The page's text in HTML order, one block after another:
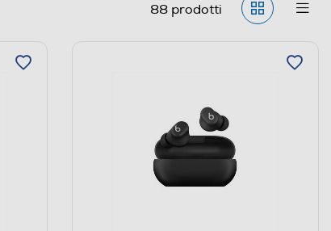
88prodotti